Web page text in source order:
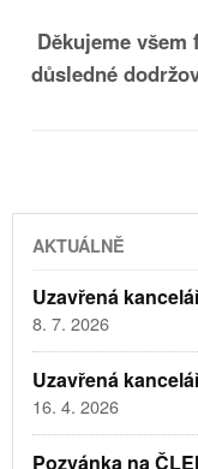
Děkujeme
důsledné
AKTUÁLNĚ
Uzavřená
8. 7. 2026
Uzavřená
16. 4. 2026
Pozvánka na